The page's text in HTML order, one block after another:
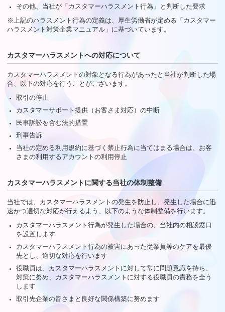
その他、当社が「カスタマーハラスメント行為」と判断した要求
※上記のハラスメント行為の定義は、厚生労働省が定める「カスタマー
ハラスメント対策企業マニュアル」に基づいています。
カスタマーハラスメントへの対応について
カスタマーハラスメントの対象となる行為があったと当社が判断した場
合、以下の対応を行うことがございます。
取引の停止
カスタマーサポート提供（お客さま対応）の中断
民事訴訟を含む法的措置
刑事告訴
当社の定める利用規約に基づく禁止行為に当てはまる場合は、お客
さまの利用するアカウントの利用停止
カスタマーハラスメントに関する当社の体制整備
当社では、カスタマーハラスメントの発生を防止し、発生した場合に迅
速かつ適切な対応が行えるよう、以下のような体制整備を行います。
カスタマーハラスメント行為が発生した場合の、当社内の相談窓口
を設置します
カスタマーハラスメント行為の被害にあった従業員等のケアを最優
先とし、適切な対応を行います
役職員は、カスタマーハラスメントに対して常に問題意識を持ち、
対策に努め、カスタマーハラスメントに対する役職員の責務を全う
します
取引先企業の皆さまと良好な関係構築に努めます